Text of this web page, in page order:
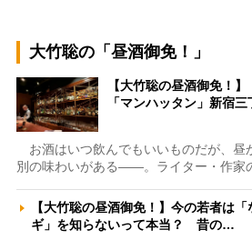
大竹聡の「昼酒御免！」
【大竹聡の昼酒御免！
「マンハッタン」新宿
お酒はいつ飲んでもいいものだが、昼
別の味わいがある――。ライター・作家
【大竹聡の昼酒御免！】今の若者は
ギ」を知らないって本当？ 昔の…